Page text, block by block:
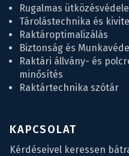
Rugalmas
Tárolástechnika és
Raktároptimalizálás
Biztonság és
Raktári állvány- és
minősítés
Raktártechnika szótár
KAPCSOLAT
Kérdéseivel keressen